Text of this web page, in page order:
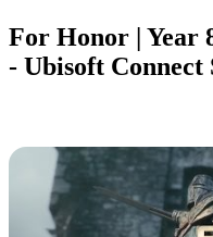
For Honor | Year
- Ubisoft